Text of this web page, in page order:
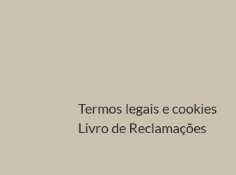
Termos legais e cookies
Livro de Reclamações